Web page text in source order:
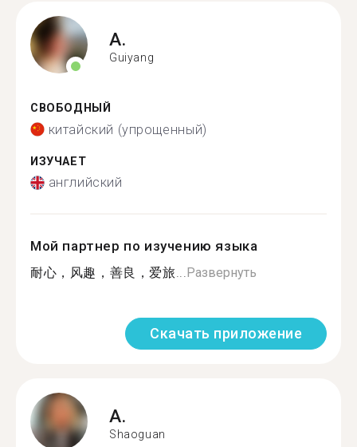
A.
Guiyang
СВОБОДНЫЙ
китайский (упрощенный)
ИЗУЧАЕТ
английский
Мой партнер по изучению языка
耐心，风趣，善良，爱旅...Развернуть
Скачать приложение
A.
Shaoguan